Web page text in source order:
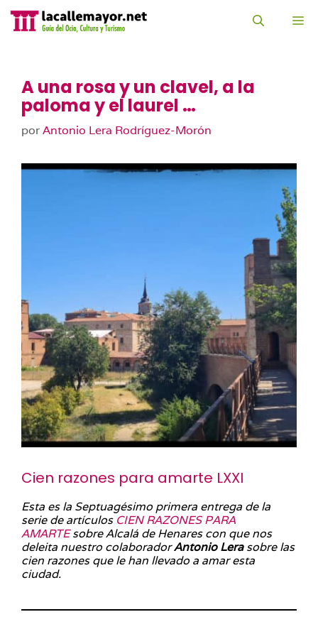
contenido
A una rosa y un clavel, a la
paloma y el laurel …
porAntonio Lera Rodríguez-Morón
Cien razones para amarte LXXI
Esta es la Septuagésimo primera entrega de la
serie de artículos CIEN RAZONES PARA
AMARTEsobre Alcalá de Henares con que nos
deleita nuestro colaboradorAntonio Lerasobre las
cien razones que le han llevado a amar esta
ciudad.